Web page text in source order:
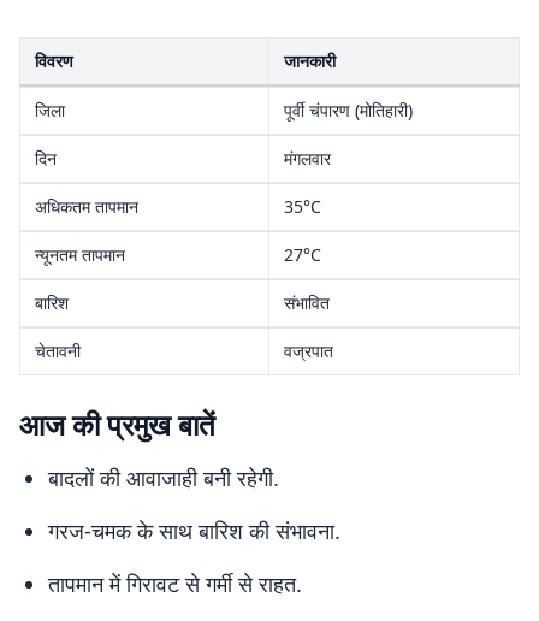
विवरण जानकारी
जिला पूर्वी चंपारण (मोतिहारी)
दिन मंगलवार
अधिकतम तापमान 35°C
न्यूनतम तापमान 27°C
बारिश संभावित
चेतावनी वज्रपात
आज की प्रमुख बातें
बादलों की आवाजाही बनी रहेगी.
गरज-चमक के साथ बारिश की संभावना.
तापमान में गिरावट से गर्मी से राहत.